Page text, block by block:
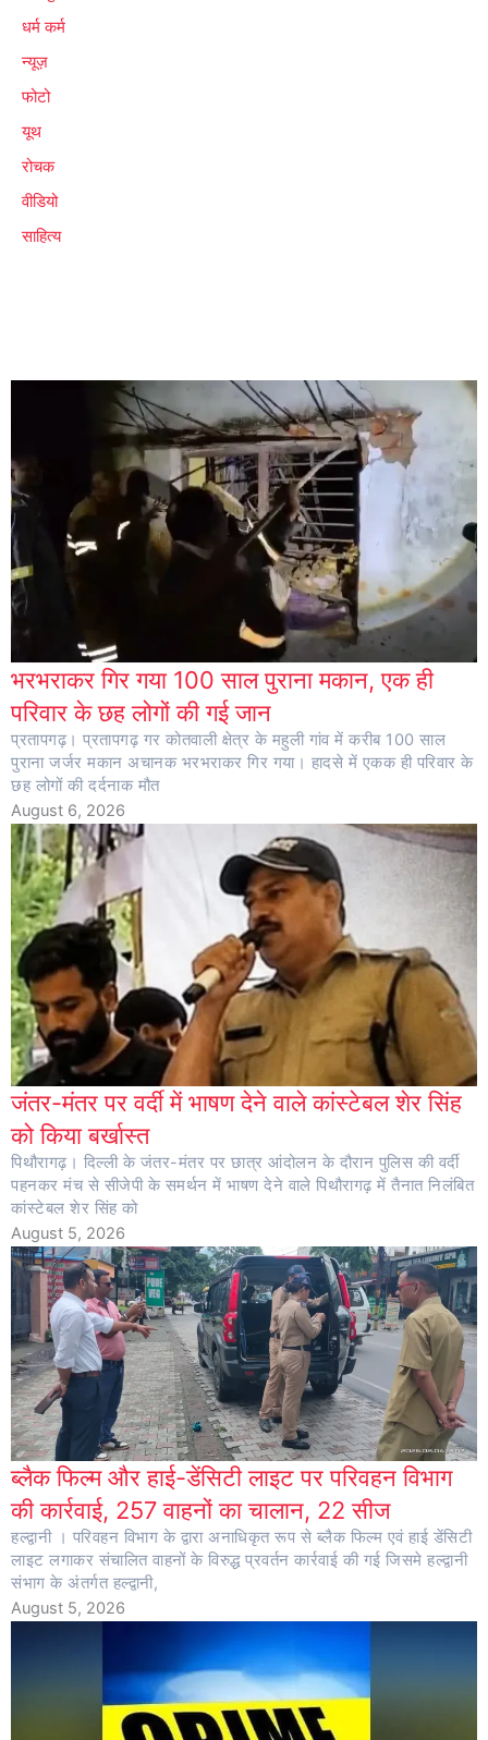
धर्म कर्म
न्यूज़
फोटो
यूथ
रोचक
वीडियो
साहित्य
भरभराकर गिर गया 100 साल पुराना मकान, एक ही
परिवार के छह लोगों की गई जान
प्रतापगढ़। प्रतापगढ़ गर कोतवाली क्षेत्र के महुली गांव में करीब 100 साल
पुराना जर्जर मकान अचानक भरभराकर गिर गया। हादसे में एकक ही परिवार के
छह लोगों की दर्दनाक मौत
August 6, 2026
जंतर-मंतर पर वर्दी में भाषण देने वाले कांस्टेबल शेर सिंह
को किया बर्खास्त
पिथौरागढ़। दिल्ली के जंतर-मंतर पर छात्र आंदोलन के दौरान पुलिस की वर्दी
पहनकर मंच से सीजेपी के समर्थन में भाषण देने वाले पिथौरागढ़ में तैनात निलंबित
कांस्टेबल शेर सिंह को
August 5, 2026
ब्लैक फिल्म और हाई-डेंसिटी लाइट पर परिवहन विभाग
की कार्रवाई, 257 वाहनों का चालान, 22 सीज
हल्द्वानी । परिवहन विभाग के द्वारा अनाधिकृत रूप से ब्लैक फिल्म एवं हाई डेंसिटी
लाइट लगाकर संचालित वाहनों के विरुद्ध प्रवर्तन कार्रवाई की गई जिसमे हल्द्वानी
संभाग के अंतर्गत हल्द्वानी,
August 5, 2026